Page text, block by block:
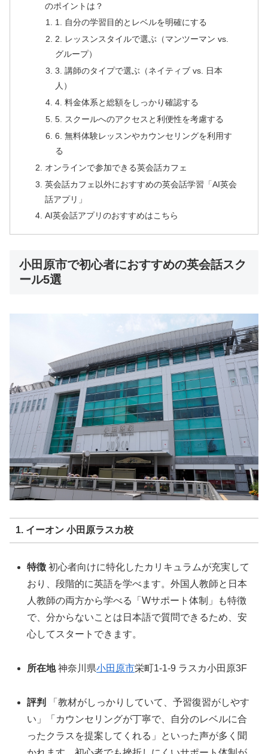
のポイントは？
1. 自分の学習目的とレベルを明確にする
2. レッスンスタイルで選ぶ（マンツーマン vs.
グループ）
3. 講師のタイプで選ぶ（ネイティブ vs. 日本
人）
4. 料金体系と総額をしっかり確認する
5. スクールへのアクセスと利便性を考慮する
6. 無料体験レッスンやカウンセリングを利用す
る
オンラインで参加できる英会話カフェ
英会話カフェ以外におすすめの英会話学習「AI英会
話アプリ」
AI英会話アプリのおすすめはこちら
小田原市で初心者におすすめの英会話スク
ール5選
1. イーオン 小田原ラスカ校
特徴 初心者向けに特化したカリキュラムが充実して
おり、段階的に英語を学べます。外国人教師と日本
人教師の両方から学べる「Wサポート体制」も特徴
で、分からないことは日本語で質問できるため、安
心してスタートできます。
所在地神奈川県小田原市栄町1-1-9 ラスカ小田原3F
評判
「教材がしっかりしていて、予習復習がしやす
い」「カウンセリングが丁寧で、自分のレベルに合
ったクラスを提案してくれる」といった声が多く聞